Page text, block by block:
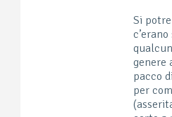
Si
genere
pacco
per